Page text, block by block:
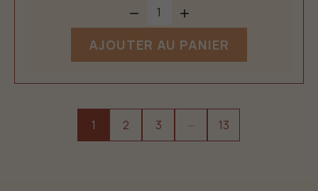
AJOUTER AU PANIER
 
1 2 3 … 13